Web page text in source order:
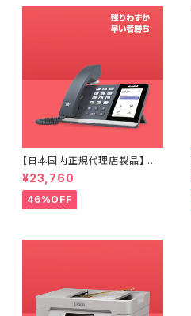
【日本国内正規代理店製品】 M
P54-Teams Yealink IP電話
機 MP54 Microsoft Teams
Edition
¥23,760
46%OFF